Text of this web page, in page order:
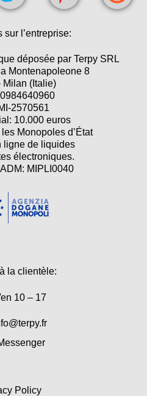
sur l’entreprise:
déposée par Terpy SRL
Montenapoleone 8
Milan (Italie)
2570561
10.000 euros
Monopoles d’État
ligne de liquides
électroniques.
MIPLI0040
la clientèle:
10 – 17
Policy